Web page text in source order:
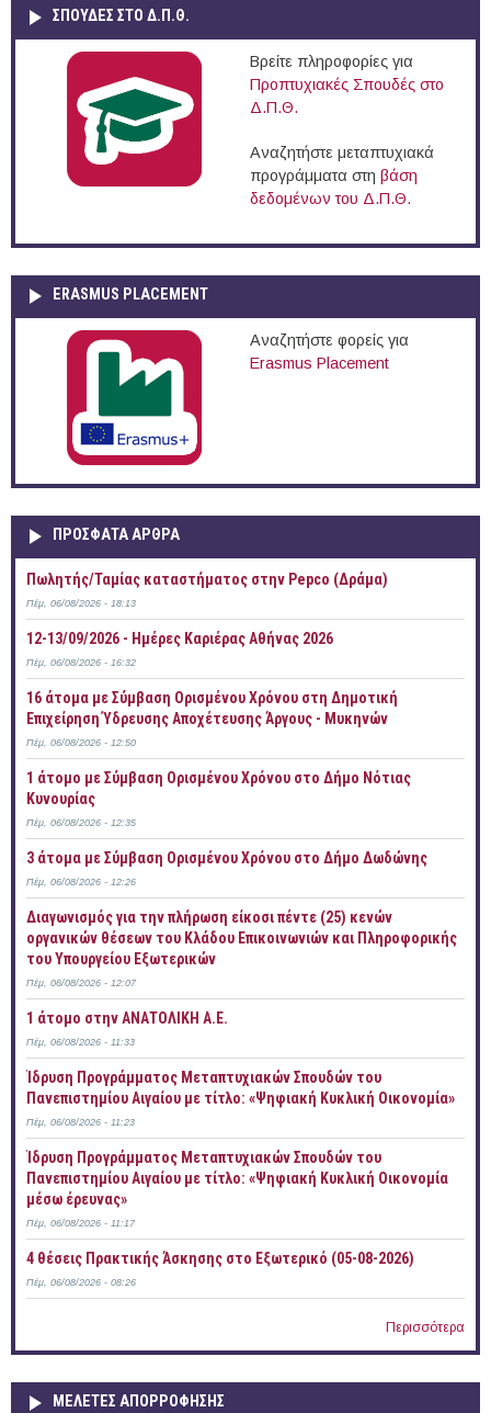
ΣΠΟΥΔΈΣ ΣΤΟ Δ.Π.Θ.
Βρείτε πληροφορίες για
Προπτυχιακές Σπουδές στο
Δ.Π.Θ.
Αναζητήστε μεταπτυχιακά
προγράμματα στη βάση
δεδομένων του Δ.Π.Θ.
ERASMUS PLACEMENT
Αναζητήστε φορείς για
Erasmus Placement
ΠΡOΣΦΑΤΑ AΡΘΡΑ
Πωλητής/Ταμίας καταστήματος στην Pepco (Δράμα)
Πέμ, 06/08/2026 - 18:13
12-13/09/2026 - Ημέρες Καριέρας Αθήνας 2026
Πέμ, 06/08/2026 - 16:32
16 άτομα με Σύμβαση Ορισμένου Χρόνου στη Δημοτική
Επιχείρηση Ύδρευσης Αποχέτευσης Άργους - Μυκηνών
Πέμ, 06/08/2026 - 12:50
1 άτομο με Σύμβαση Ορισμένου Χρόνου στο Δήμο Νότιας
Κυνουρίας
Πέμ, 06/08/2026 - 12:35
3 άτομα με Σύμβαση Ορισμένου Χρόνου στο Δήμο Δωδώνης
Πέμ, 06/08/2026 - 12:26
Διαγωνισμός για την πλήρωση είκοσι πέντε (25) κενών
οργανικών θέσεων του Κλάδου Επικοινωνιών και Πληροφορικής
του Υπουργείου Εξωτερικών
Πέμ, 06/08/2026 - 12:07
1 άτομο στην ΑΝΑΤΟΛΙΚΗ Α.Ε.
Πέμ, 06/08/2026 - 11:33
Ίδρυση Προγράμματος Μεταπτυχιακών Σπουδών του
Πανεπιστημίου Αιγαίου με τίτλο: «Ψηφιακή Κυκλική Οικονομία»
Πέμ, 06/08/2026 - 11:23
Ίδρυση Προγράμματος Μεταπτυχιακών Σπουδών του
Πανεπιστημίου Αιγαίου με τίτλο: «Ψηφιακή Κυκλική Οικονομία
μέσω έρευνας»
Πέμ, 06/08/2026 - 11:17
4 θέσεις Πρακτικής Άσκησης στο Εξωτερικό (05-08-2026)
Πέμ, 06/08/2026 - 08:26
Περισσότερα
ΜΕΛΕΤΕΣ ΑΠΟΡΡΟΦΗΣΗΣ